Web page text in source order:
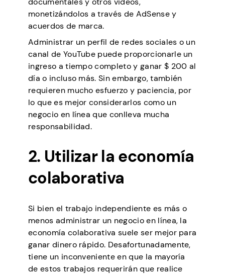
monetizándolos a través de AdSense y
acuerdos de marca.
Administrar un perfil de redes sociales o un
canal de YouTube puede proporcionarle un
ingreso a tiempo completo y ganar $ 200 al
día o incluso más. Sin embargo, también
requieren mucho esfuerzo y paciencia, por
lo que es mejor considerarlos como un
negocio en línea que conlleva mucha
responsabilidad.
2. Utilizar la economía
colaborativa
Si bien el trabajo independiente es más o
menos administrar un negocio en línea, la
economía colaborativa suele ser mejor para
ganar dinero rápido. Desafortunadamente,
tiene un inconveniente en que la mayoría
de estos trabajos requerirán que realice